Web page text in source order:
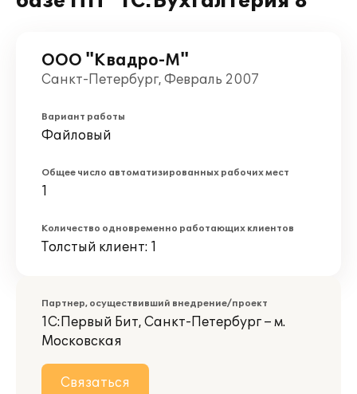
ООО "Квадро-М"
Санкт-Петербург, Февраль 2007
Вариант работы
Файловый
Общее число автоматизированных рабочих мест
1
Количество одновременно работающих клиентов
Толстый клиент: 1
Партнер, осуществивший внедрение/проект
1С:Первый Бит, Санкт-Петербург – м.
Московская
Связаться